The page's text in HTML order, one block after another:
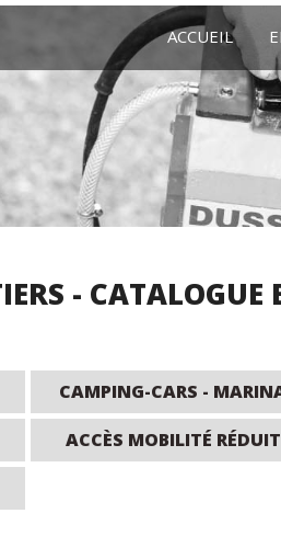
ACCUEIL
- CATALOGUE
CAMPING-CARS -
ACCÈS MOBILITÉ